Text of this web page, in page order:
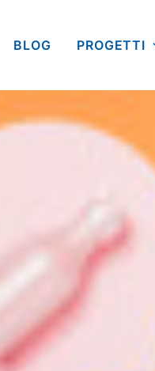
BLOG PROGETTI